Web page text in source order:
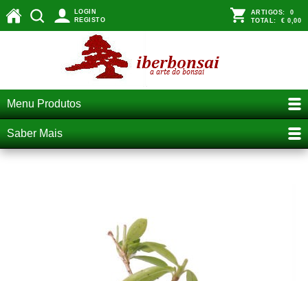
LOGIN
REGISTO
ARTIGOS: 0
TOTAL: € 0,00
Menu Produtos
Saber Mais